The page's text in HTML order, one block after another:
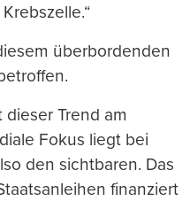
überbordenden
Trend am
Fokus liegt bei
den sichtbaren. Das
finanziert